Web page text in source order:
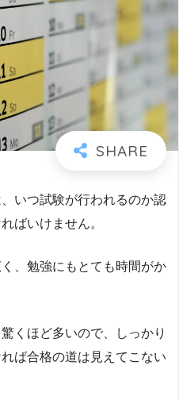
いつ試験が行われるのか認
ばいけません。
、勉強にもとても時間がか
くほど多いので、しっかり
ば合格の道は見えてこない